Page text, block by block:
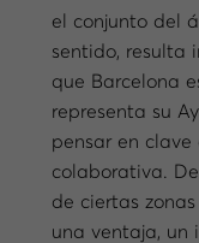
el conjunto del
sentido, resulta
que Barcelona
representa su
pensar en
colaborativa.
de ciertas
una ventaja, un